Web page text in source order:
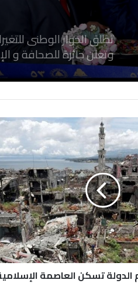
تطلق الحوار الوطنى
عن التغيرات المناخية
نقابة الصحفيين
كلية الإعلام بجامعة
في احتفالية عيد الصحافة
بمناسبة مرور
صحيفة (العلم)
في عيد الصحافة
الصحفيين ولأرواح
الدولة تسكن العاصمة